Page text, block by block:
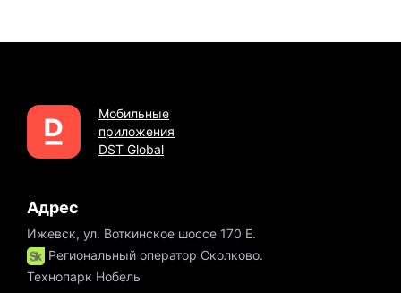
Мобильные
приложения
DST Global
Адрес
Ижевск, ул. Воткинское шоссе 170 Е.
Региональный оператор Сколково.
Технопарк Нобель